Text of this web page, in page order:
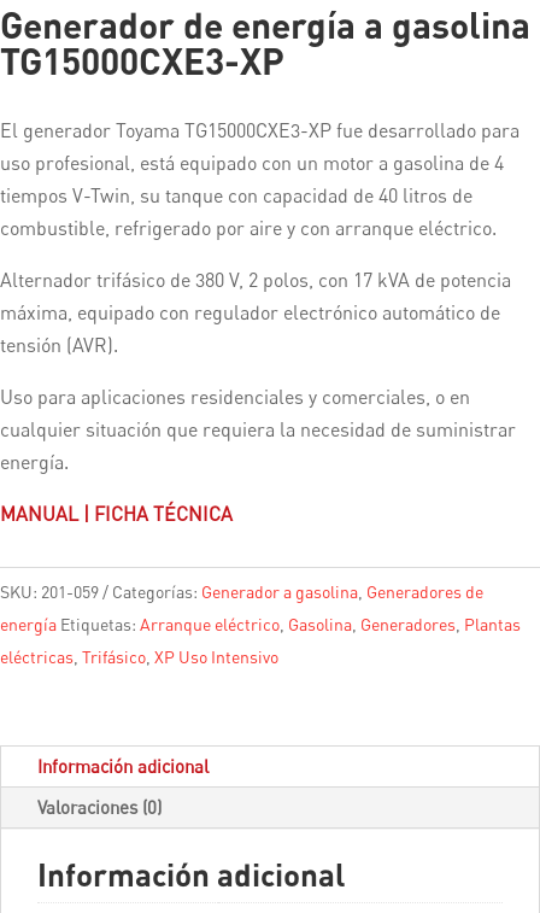
Generador de energía a gasolina
TG15000CXE3-XP
El generador Toyama TG15000CXE3-XP fue desarrollado para
uso profesional, está equipado con un motor a gasolina de 4
tiempos V-Twin, su tanque con capacidad de 40 litros de
combustible, refrigerado por aire y con arranque eléctrico.
Alternador trifásico de 380 V, 2 polos, con 17 kVA de potencia
máxima, equipado con regulador electrónico automático de
tensión (AVR).
Uso para aplicaciones residenciales y comerciales, o en
cualquier situación que requiera la necesidad de suministrar
energía.
MANUAL | FICHA TÉCNICA
SKU: 201-059 Categorías: Generador a gasolina Generadores de
energía Etiquetas: Arranque eléctrico Gasolina Generadores Plantas
eléctricas Trifásico XP Uso Intensivo
Información adicional
Valoraciones (0)
Información adicional